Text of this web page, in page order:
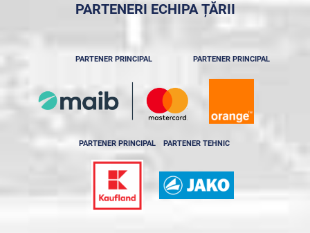
PARTENERI ECHIPA ȚĂRII
PARTENER PRINCIPAL PARTENER PRINCIPAL
PARTENER PRINCIPAL PARTENER TEHNIC